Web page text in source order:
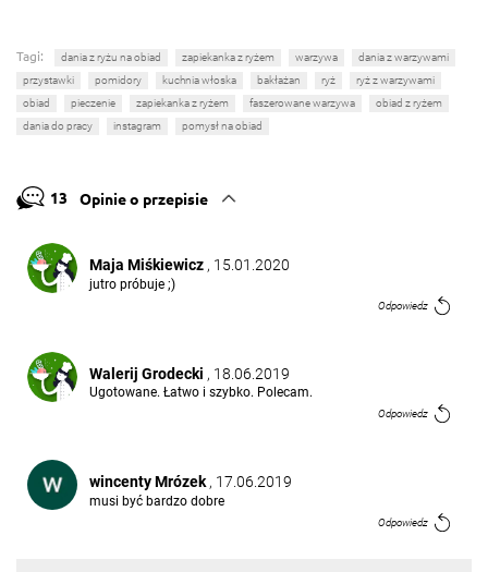
Tagi: dania z ryżu na obiad zapiekanka z ryżem warzywa
dania z warzywami
przystawki
pomidory kuchnia włoska bakłażan ryż
ryż z warzywami
obiad
pieczenie zapiekanka z ryżem faszerowane warzywa
obiad z ryżem
dania do pracy
instagram pomysł na obiad
13 Opinie o przepisie
Maja Miśkiewicz , 15.01.2020
jutro próbuje ;)
Odpowiedz
Walerij Grodecki , 18.06.2019
Ugotowane. Łatwo i szybko. Polecam.
Odpowiedz
wincenty Mrózek, 17.06.2019
musi być bardzo dobre
Odpowiedz